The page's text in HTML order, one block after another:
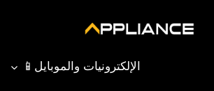
الإلكترونيات والموبايل📱